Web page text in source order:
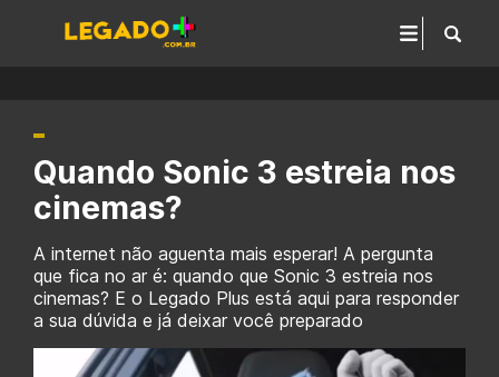
Quando Sonic 3 estreia nos
cinemas?
A internet não aguenta mais esperar! A pergunta
que fica no ar é: quando que Sonic 3 estreia nos
cinemas? E o Legado Plus está aqui para responder
a sua dúvida e já deixar você preparado